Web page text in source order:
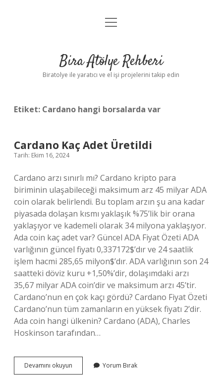
Anasayfa
Yasal Uyarı
menüyü
Bira Atölye Rehberi
Biratolye ile yaratıcı ve el işi projelerini takip edin
Etiket: Cardano hangi borsalarda var
Cardano Kaç Adet Üretildi
Tarih: Ekim 16, 2024
Cardano arzı sınırlı mı? Cardano kripto para
biriminin ulaşabileceği maksimum arz 45 milyar ADA
coin olarak belirlendi. Bu toplam arzın şu ana kadar
piyasada dolaşan kısmı yaklaşık %75’lik bir orana
yaklaşıyor ve kademeli olarak 34 milyona yaklaşıyor.
Ada coin kaç adet var? Güncel ADA Fiyat Özeti ADA
varlığının güncel fiyatı 0,337172$’dır ve 24 saatlik
işlem hacmi 285,65 milyon$’dır. ADA varlığının son 24
saatteki döviz kuru +1,50%’dir, dolaşımdaki arzı
35,67 milyar ADA coin’dir ve maksimum arzı 45’tir.
Cardano’nun en çok kaçı gördü? Cardano Fiyat Özeti
Cardano’nun tüm zamanların en yüksek fiyatı 2’dir.
Ada coin hangi ülkenin? Cardano (ADA), Charles
Hoskinson tarafından…
Devamını okuyun Cardano
Kaç
Yorum Bırak